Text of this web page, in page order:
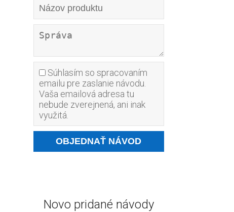
Súhlasím so spracovaním
emailu pre zaslanie návodu.
Vaša emailová adresa tu
nebude zverejnená, ani inak
využitá.
Novo pridané návody